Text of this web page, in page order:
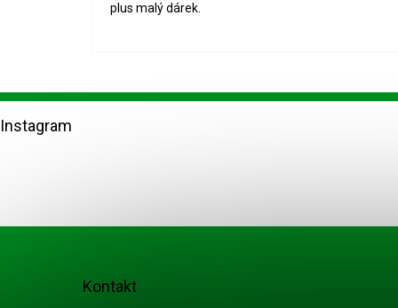
plus malý dárek.
Z
áInstagram
Kontakt